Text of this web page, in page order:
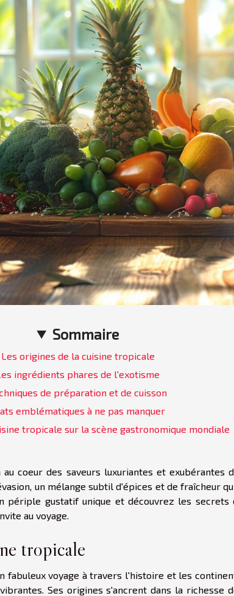
Sommaire
Les origines de la cuisine tropicale
ingrédients phares de l'exotisme
de préparation et de cuisson
emblématiques à ne pas manquer
tropicale sur la scène gastronomique mondiale
coeur des saveurs luxuriantes et exubérantes
un mélange subtil d'épices et de fraîcheur
périple gustatif unique et découvrez les secrets
au voyage.
tropicale
fabuleux voyage à travers l'histoire et les
Ses origines s'ancrent dans la richesse